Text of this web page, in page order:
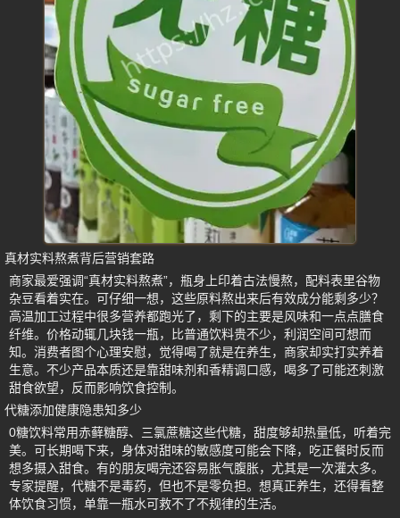
真材实料熬煮背后营销套路
商家最爱强调“真材实料熬煮”，瓶身上印着古法慢熬，配料表里谷物
杂豆看着实在。可仔细一想，这些原料熬出来后有效成分能剩多少？
高温加工过程中很多营养都跑光了，剩下的主要是风味和一点点膳食
纤维。价格动辄几块钱一瓶，比普通饮料贵不少，利润空间可想而
知。消费者图个心理安慰，觉得喝了就是在养生，商家却实打实养着
生意。不少产品本质还是靠甜味剂和香精调口感，喝多了可能还刺激
甜食欲望，反而影响饮食控制。
代糖添加健康隐患知多少
0糖饮料常用赤藓糖醇、三氯蔗糖这些代糖，甜度够却热量低，听着完
美。可长期喝下来，身体对甜味的敏感度可能会下降，吃正餐时反而
想多摄入甜食。有的朋友喝完还容易胀气腹胀，尤其是一次灌太多。
专家提醒，代糖不是毒药，但也不是零负担。想真正养生，还得看整
体饮食习惯，单靠一瓶水可救不了不规律的生活。